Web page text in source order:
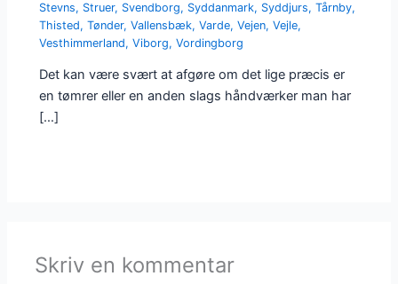
Stevns, Struer, Svendborg, Syddanmark, Syddjurs,Tårnby,
Thisted,Tønder,Vallensbæk,Varde,Vejen,Vejle,
Vesthimmerland,Viborg,Vordingborg
Det kan være svært at afgøre om det lige præcis er
en tømrer eller en anden slags håndværker man har
[…]
Skriv en kommentar